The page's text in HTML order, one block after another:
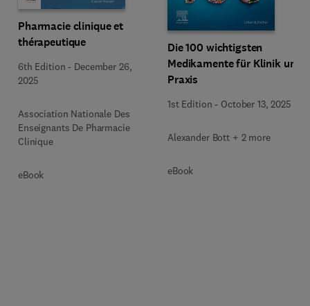
Pharmacie clinique et
thérapeutique
6th Edition - December 26,
2025
Association Nationale Des
Enseignants De Pharmacie
Clinique
eBook
Die 100 wichtigsten
Medikamente für Klinik und
Praxis
1st Edition - October 13, 2025
Alexander Bott + 2 more
eBook